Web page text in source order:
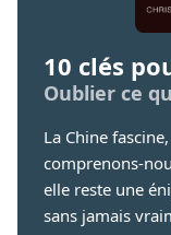
10 clés
Oublier ce
La Chine
comprenons-
elle reste une
sans jamais